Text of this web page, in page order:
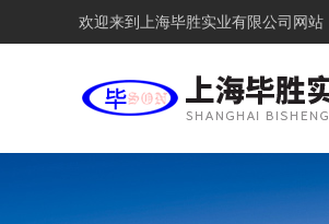
欢迎来到 上海毕胜实业有限公司网站